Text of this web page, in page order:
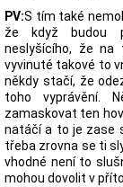
PV:S tím také
že když budou
neslyšícího, že na
vyvinuté takové to
někdy stačí, že
toho vyprávění.
zamaskovat ten
natáčí a to je zase
třeba zrovna se ti
vhodné není to
mohou dovolit v